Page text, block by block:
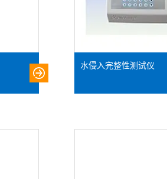
水侵入完整性测试仪